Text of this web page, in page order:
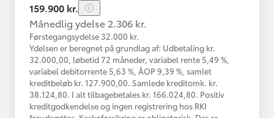
159.900 kr.
Månedlig ydelse 2.306 kr.
Førstegangsydelse 32.000 kr.
Ydelsen er beregnet på grundlag af: Udbetaling kr.
32.000,00, løbetid 72 måneder, variabel rente 5,49 %,
variabel debitorrente 5,63 %, ÅOP 9,39 %, samlet
kreditbeløb kr. 127.900,00. Samlede kreditomk. kr.
38.124,80. I alt tilbagebetales kr. 166.024,80. Positiv
kreditgodkendelse og ingen registrering hos RKI